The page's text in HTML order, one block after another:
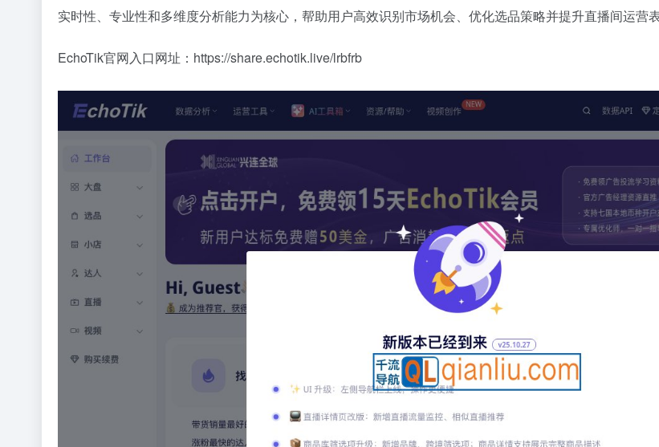
实时性、专业性和多维度分析能力为核心，帮助用户高效识别市场机会、优化选品策略并提升直播间运营表
EchoTik官网入口网址：https://share.echotik.live/lrbfrb